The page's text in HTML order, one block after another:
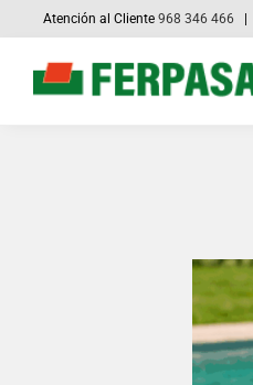
Atención al Cliente968 346 466
Search